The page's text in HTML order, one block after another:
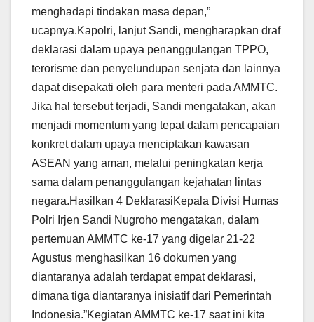
menghadapi tindakan masa depan,”
ucapnya.Kapolri, lanjut Sandi, mengharapkan draf
deklarasi dalam upaya penanggulangan TPPO,
terorisme dan penyelundupan senjata dan lainnya
dapat disepakati oleh para menteri pada AMMTC.
Jika hal tersebut terjadi, Sandi mengatakan, akan
menjadi momentum yang tepat dalam pencapaian
konkret dalam upaya menciptakan kawasan
ASEAN yang aman, melalui peningkatan kerja
sama dalam penanggulangan kejahatan lintas
negara.Hasilkan 4 DeklarasiKepala Divisi Humas
Polri Irjen Sandi Nugroho mengatakan, dalam
pertemuan AMMTC ke-17 yang digelar 21-22
Agustus menghasilkan 16 dokumen yang
diantaranya adalah terdapat empat deklarasi,
dimana tiga diantaranya inisiatif dari Pemerintah
Indonesia.”Kegiatan AMMTC ke-17 saat ini kita